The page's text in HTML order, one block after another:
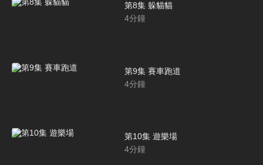
第8集 躲貓貓
4分鐘
第9集 賽車跑道
4分鐘
第10集 遊樂場
4分鐘